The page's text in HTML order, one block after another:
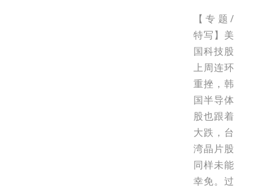
【专题/
特写】美
国科技股
上周连环
重挫，韩
国半导体
股也跟着
大跌，台
湾晶片股
同样未能
幸免。过